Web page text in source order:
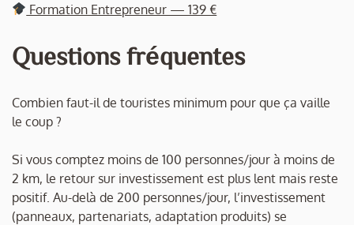
Formation Entrepreneur — 139 €
Questions fréquentes
Combien faut-il de touristes minimum pour que ça vaille
le coup ?
Si vous comptez moins de 100 personnes/jour à moins de
2 km, le retour sur investissement est plus lent mais reste
positif. Au-delà de 200 personnes/jour, l’investissement
(panneaux, partenariats, adaptation produits) se